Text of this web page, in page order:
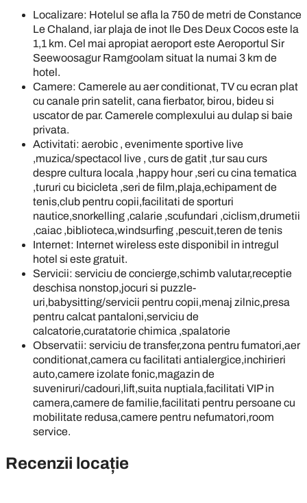
Localizare: Hotelul se afla la 750 de metri de Constance
Le Chaland, iar plaja de inot Ile Des Deux Cocos este la
1,1 km. Cel mai apropiat aeroport este Aeroportul Sir
Seewoosagur Ramgoolam situat la numai 3 km de
hotel.
Camere: Camerele au aer conditionat, TV cu ecran plat
cu canale prin satelit, cana fierbator, birou, bideu si
uscator de par. Camerele complexului au dulap si baie
privata.
Activitati: aerobic , evenimente sportive live
,muzica/spectacol live , curs de gatit ,tur sau curs
despre cultura locala ,happy hour ,seri cu cina tematica
,tururi cu bicicleta ,seri de film,plaja,echipament de
tenis,club pentru copii,facilitati de sporturi
nautice,snorkelling ,calarie ,scufundari ,ciclism,drumetii
,caiac ,biblioteca,windsurfing ,pescuit,teren de tenis
Internet: Internet wireless este disponibil in intregul
hotel si este gratuit.
Servicii: serviciu de concierge,schimb valutar,receptie
deschisa nonstop,jocuri si puzzle-
uri,babysitting/servicii pentru copii,menaj zilnic,presa
pentru calcat pantaloni,serviciu de
calcatorie,curatatorie chimica ,spalatorie
Observatii: serviciu de transfer,zona pentru fumatori,aer
conditionat,camera cu facilitati antialergice,inchirieri
auto,camere izolate fonic,magazin de
suveniruri/cadouri,lift,suita nuptiala,facilitati VIP in
camera,camere de familie,facilitati pentru persoane cu
mobilitate redusa,camere pentru nefumatori,room
service.
Recenzii locație